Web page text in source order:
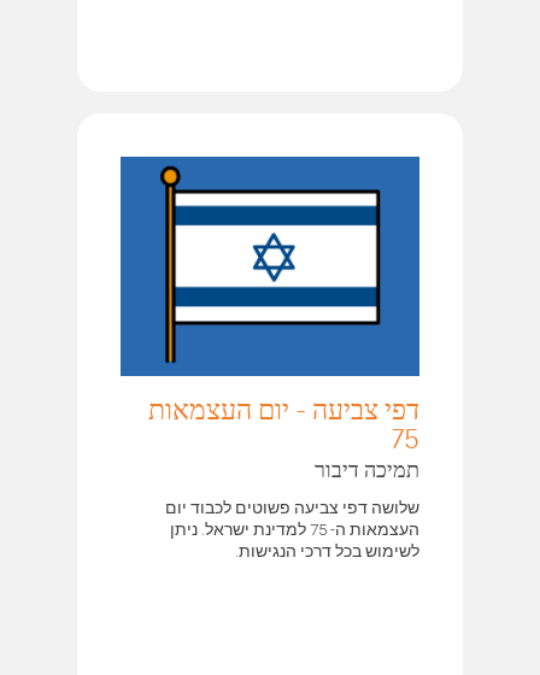
דפי צביעה - יום העצמאות
75
תמיכה דיבור
שלושה דפי צביעה פשוטים לכבוד יום
העצמאות ה- 75 למדינת ישראל. ניתן
לשימוש בכל דרכי הנגישות.